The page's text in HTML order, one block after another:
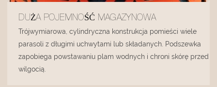
DUŻA POJEMNOŚĆ MAGAZYNOWA
Trójwymiarowa, cylindryczna konstrukcja pomieści wiele
parasoli z długimi uchwytami lub składanych. Podszewka
zapobiega powstawaniu plam wodnych i chroni skórę przed
wilgocią.